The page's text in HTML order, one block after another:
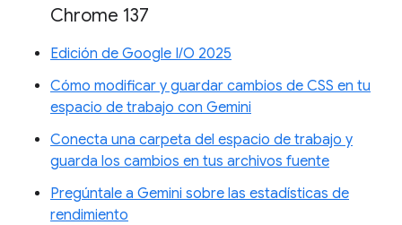
Chrome 137
Edición de Google I/O 2025
Cómo modificar y guardar cambios de CSS en tu
espacio de trabajo con Gemini
Conecta una carpeta del espacio de trabajo y
guarda los cambios en tus archivos fuente
Pregúntale a Gemini sobre las estadísticas de
rendimiento